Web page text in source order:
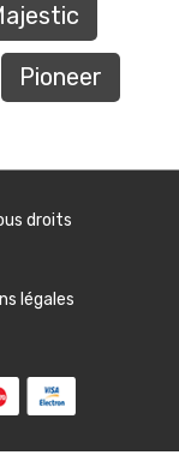
Pioneer
droits
légales